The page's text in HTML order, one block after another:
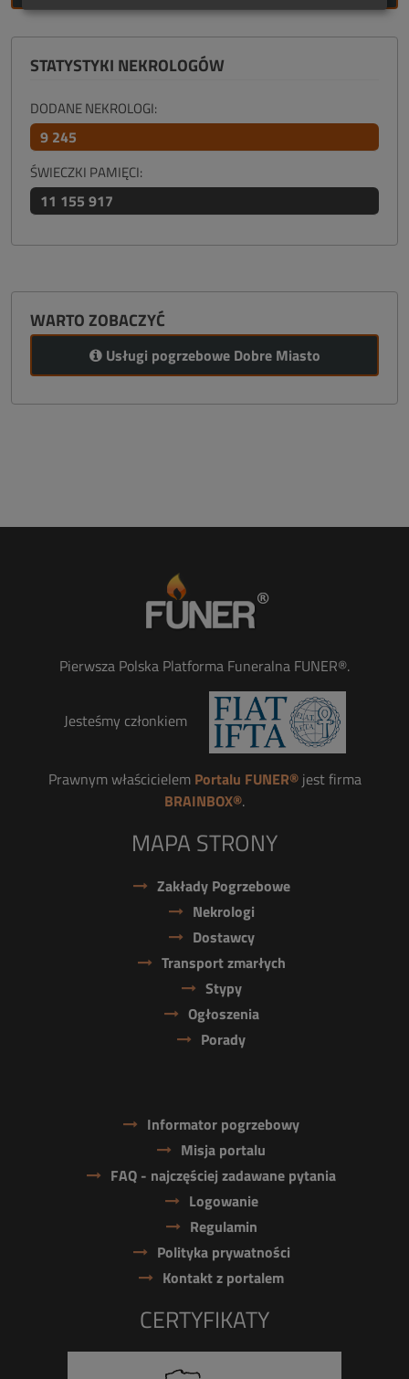
STATYSTYKI NEKROLOGÓW
DODANE NEKROLOGI:
9 245
ŚWIECZKI PAMIĘCI:
11 155 917
WARTO ZOBACZYĆ
Usługi pogrzebowe Dobre Miasto
Pierwsza Polska Platforma Funeralna FUNER®.
Jesteśmy członkiem
Prawnym właścicielem Portalu FUNER®jest firma
BRAINBOX®.
MAPA STRONY
Zakłady Pogrzebowe
Nekrologi
Dostawcy
Transport zmarłych
Stypy
Ogłoszenia
Porady
Informator pogrzebowy
Misja portalu
FAQ - najczęściej zadawane pytania
Logowanie
Regulamin
Polityka prywatności
Kontakt z portalem
CERTYFIKATY